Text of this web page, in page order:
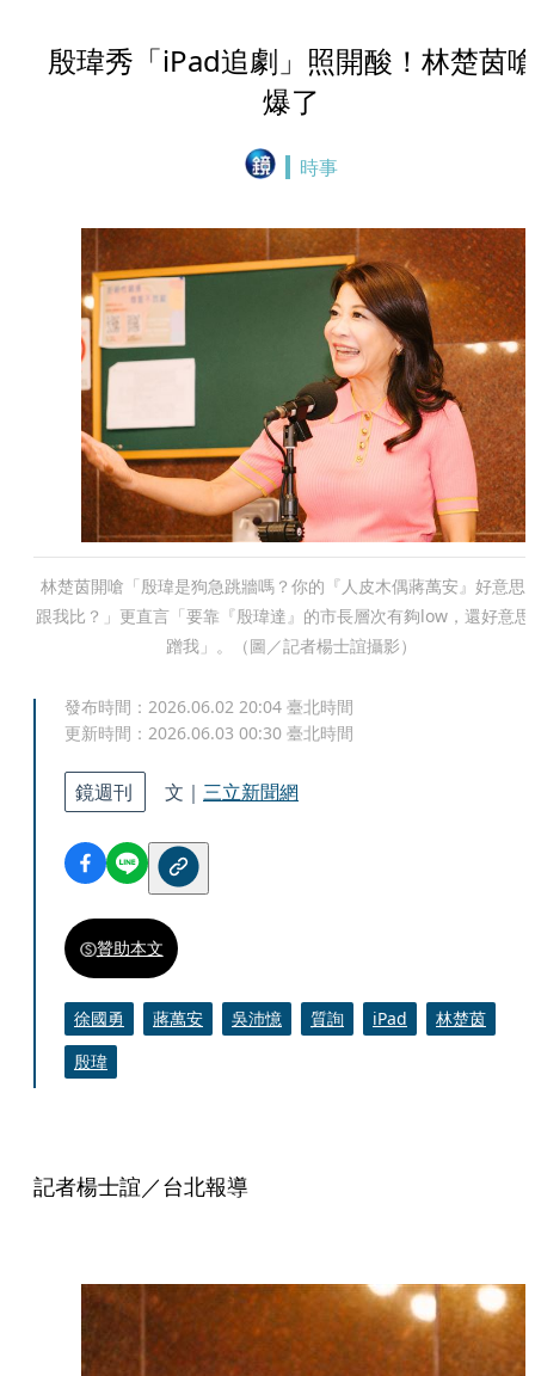
殷瑋秀「iPad追劇」照開酸！林楚茵嗆
爆了
時事
林楚茵開嗆「殷瑋是狗急跳牆嗎？你的『人皮木偶蔣萬安』好意思
跟我比？」更直言「要靠『殷瑋達』的市長層次有夠low，還好意思
蹭我」。（圖／記者楊士誼攝影）
發布時間： 2026.06.02 20:04 臺北時間
更新時間： 2026.06.03 00:30 臺北時間
鏡週刊 文｜ 三立新聞網
贊助本文
徐國勇 蔣萬安 吳沛憶 質詢 iPad
林楚茵
殷瑋
記者楊士誼／台北報導